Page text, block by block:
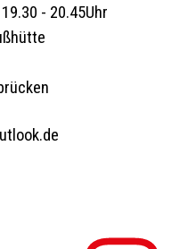
- 20.45Uhr